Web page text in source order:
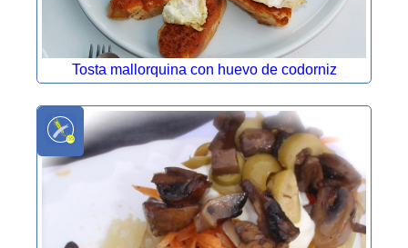
Tosta mallorquina con huevo de codorniz